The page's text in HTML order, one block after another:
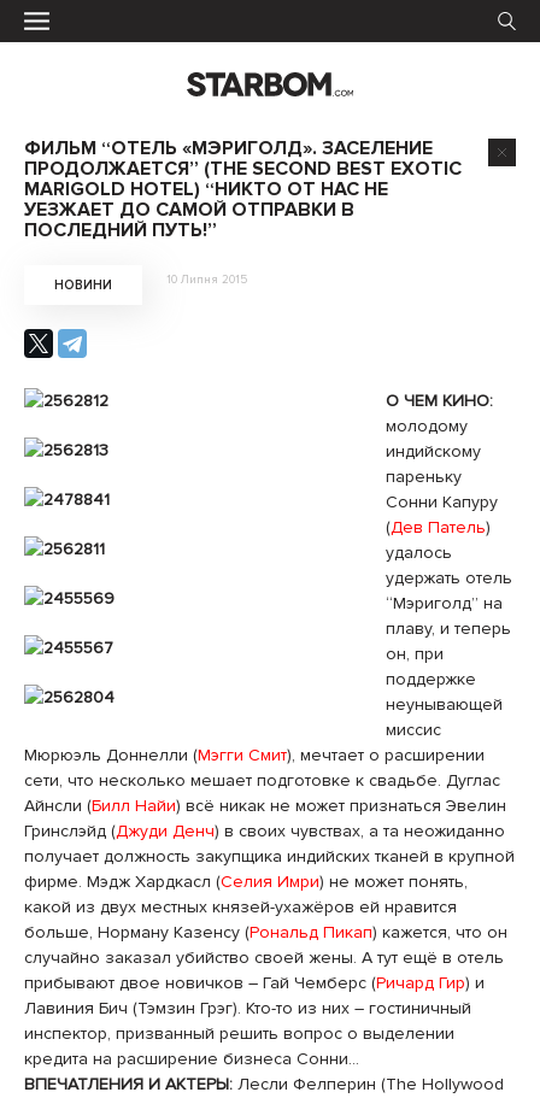
ФИЛЬМ “ОТЕЛЬ «МЭРИГОЛД». ЗАСЕЛЕНИЕ
ПРОДОЛЖАЕТСЯ” (THE SECOND BEST EXOTIC
MARIGOLD HOTEL) “НИКТО ОТ НАС НЕ
УЕЗЖАЕТ ДО САМОЙ ОТПРАВКИ В
ПОСЛЕДНИЙ ПУТЬ!”
НОВИНИ 10 Липня 2015
О ЧЕМ КИНО:
молодому
индийскому
пареньку
Сонни Капуру
(Дев Патель)
удалось
удержать отель
“Мэриголд” на
плаву, и теперь
он, при
поддержке
неунывающей
миссис
Мюрюэль Доннелли (Мэгги Смит), мечтает о расширении
сети, что несколько мешает подготовке к свадьбе. Дуглас
Айнсли (Билл Найи) всё никак не может признаться Эвелин
Гринслэйд (Джуди Денч) в своих чувствах, а та неожиданно
получает должность закупщика индийских тканей в крупной
фирме. Мэдж Хардкасл (Селия Имри) не может понять,
какой из двух местных князей-ухажёров ей нравится
больше, Норману Казенсу (Рональд Пикап) кажется, что он
случайно заказал убийство своей жены. А тут ещё в отель
прибывают двое новичков – Гай Чемберс (Ричард Гир) и
Лавиния Бич (Тэмзин Грэг). Кто-то из них – гостиничный
инспектор, призванный решить вопрос о выделении
кредита на расширение бизнеса Сонни…
ВПЕЧАТЛЕНИЯ И АКТЕРЫ: Лесли Фелперин (The Hollywood